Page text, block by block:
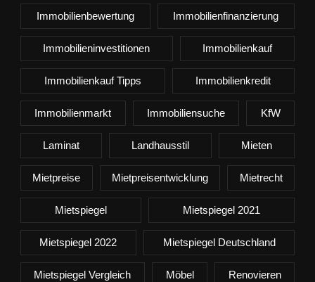
Immobilienbewertung Immobilienfinanzierung
Immobilieninvestitionen Immobilienkauf
Immobilienkauf Tipps Immobilienkredit
Immobilienmarkt Immobiliensuche KfW
Laminat Landhausstil Mieten
Mietpreise Mietpreisentwicklung Mietrecht
Mietspiegel Mietspiegel 2021
Mietspiegel 2022 Mietspiegel Deutschland
Mietspiegel Vergleich Möbel Renovieren